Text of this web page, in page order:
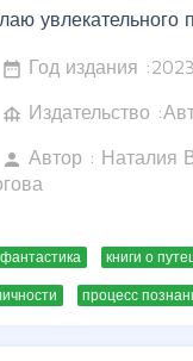
увлекательного
date_range Год издания :2023
foundation Издательство
person Автор : Наталия
книги о
процесс